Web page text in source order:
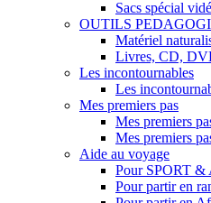
Sacs spécial
OUTILS
Matériel
Livres, CD,
Les incontournables
Les
Mes premiers pas
Mes premiers
Mes premiers
Aide au voyage
Pour SPORT
Pour partir en